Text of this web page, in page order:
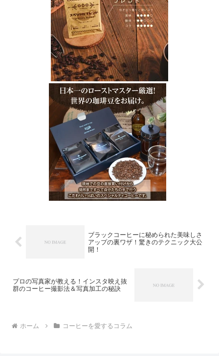
ブラックコーヒーに秘められた美味しさ
アップの裏ワザ！驚きのテクニック大公
開！
プロの写真家が教える！インスタ映え抜
群のコーヒー撮影法＆写真加工の秘訣
ホーム コーヒーを愛するコラム